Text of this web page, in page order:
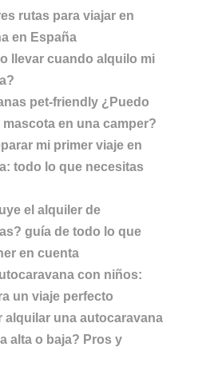
rutas para viajar en
en España
llevar cuando alquilo mi
pet-friendly ¿Puedo
en una camper?
mi primer viaje en
todo lo que necesitas
el alquiler de
guía de todo lo que
en cuenta
con niños:
un viaje perfecto
alquilar una autocaravana
alta o baja? Pros y